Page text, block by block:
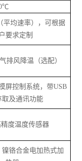
平均速率），可根据
要求定制
排风降温（选配）
屏控制系统，带USB
取及通讯功能
精度温度传感器
铬合金电加热式加